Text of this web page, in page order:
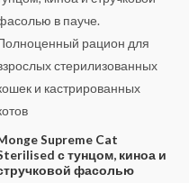
Supreme Cat
с тунцом, киноа и
фасолью